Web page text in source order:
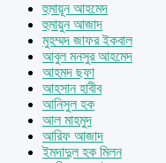
হুমায়ূন আহমেদ
হুমায়ুন আজাদ
মুহম্মদ জাফর ইকবাল
আবুল মনসুর আহমেদ
আহমদ ছফা
আহসান হাবীব
আনিসুল হক
আল মাহমুদ
আরিফ আজাদ
ইমদাদুল হক মিলন